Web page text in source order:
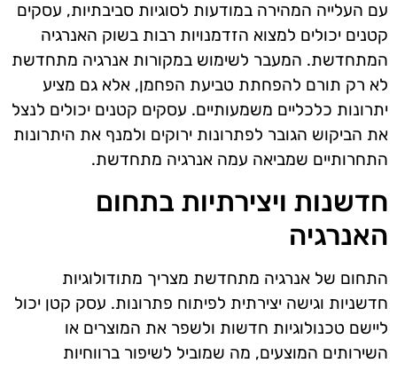
עם העלייה המהירה במודעות לסוגיות סביבתיות, עסקים
קטנים יכולים למצוא הזדמנויות רבות בשוק האנרגיה
המתחדשת. המעבר לשימוש במקורות אנרגיה מתחדשת
לא רק תורם להפחתת טביעת הפחמן, אלא גם מציע
יתרונות כלכליים משמעותיים. עסקים קטנים יכולים לנצל
את הביקוש הגובר לפתרונות ירוקים ולמנף את היתרונות
התחרותיים שמביאה עמה אנרגיה מתחדשת.
חדשנות ויצירתיות בתחום
האנרגיה
התחום של אנרגיה מתחדשת מצריך מתודולוגיות
חדשניות וגישה יצירתית לפיתוח פתרונות. עסק קטן יכול
ליישם טכנולוגיות חדשות ולשפר את המוצרים או
השירותים המוצעים, מה שמוביל לשיפור ברווחיות